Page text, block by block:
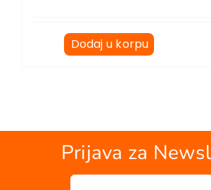
Dodaj u korpu
Prijava za